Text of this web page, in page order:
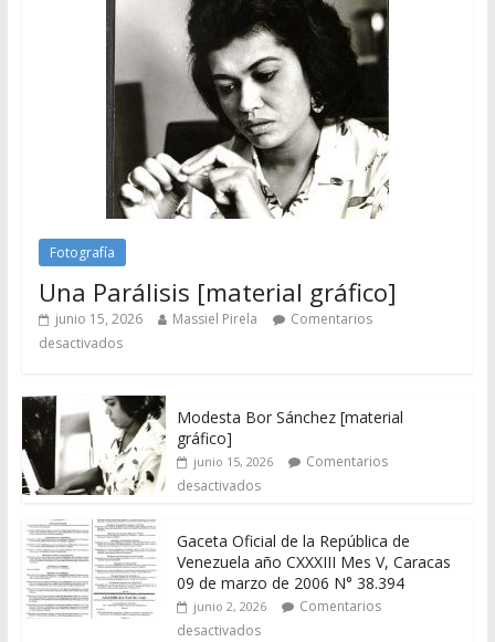
Fotografía
Una Parálisis [material gráfico]
junio 15, 2026 Massiel Pirela
Comentarios
desactivados
Modesta Bor Sánchez [material
gráfico]
junio 15, 2026
Comentarios
desactivados
Gaceta Oficial de la República de
Venezuela año CXXXIII Mes V, Caracas
09 de marzo de 2006 N° 38.394
junio 2, 2026
Comentarios
desactivados